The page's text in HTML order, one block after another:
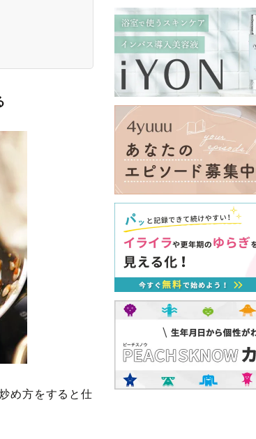
め方をすると仕